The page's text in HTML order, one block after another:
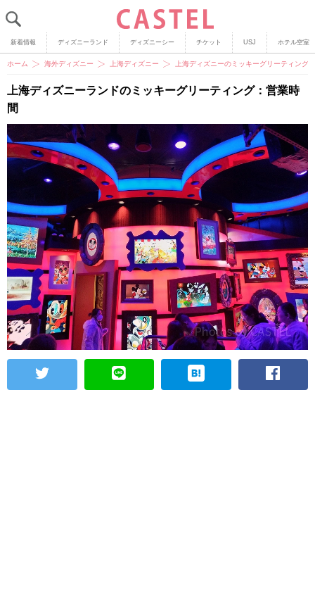
新着情報 ディズニーランド ディズニーシー チケット USJ ホテル空室
ホーム 海外ディズニー 上海ディズニー 上海ディズニーのミッキーグリーティン
上海ディズニーランドのミッキーグリーティング：営業時
間